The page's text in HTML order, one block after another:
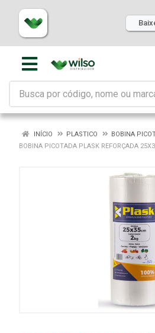
INÍCIO PLASTICO
BOBINA
BOBINA PICOTADA PLASK REFORÇADA